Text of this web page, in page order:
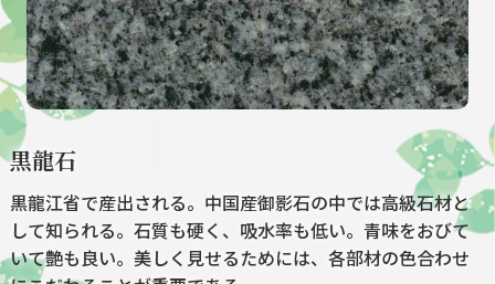
黒龍石
黒龍江省で産出される。中国産御影石の中では高級石材と
して知られる。石質も硬く、吸水率も低い。青味をおびて
いて艶も良い。美しく見せるためには、各部材の色合わせ